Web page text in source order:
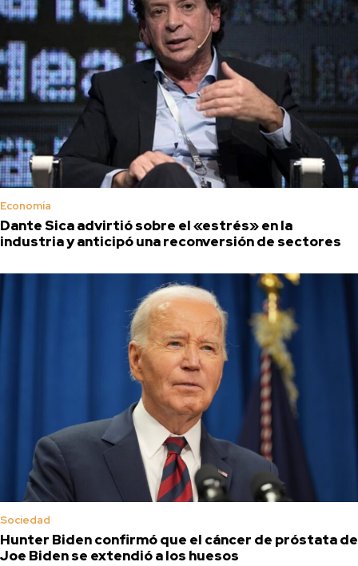
Economía
Dante Sica advirtió sobre el «estrés» en la
industria y anticipó una reconversión de sectores
Sociedad
Hunter Biden confirmó que el cáncer de próstata de
Joe Biden se extendió a los huesos